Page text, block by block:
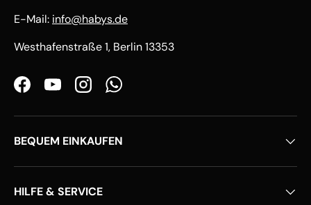
E-Mail: info@habys.de
Westhafenstraße 1, Berlin 13353
FacebookYouTubeInstagramWhatsApp
BEQUEM EINKAUFEN
HILFE & SERVICE